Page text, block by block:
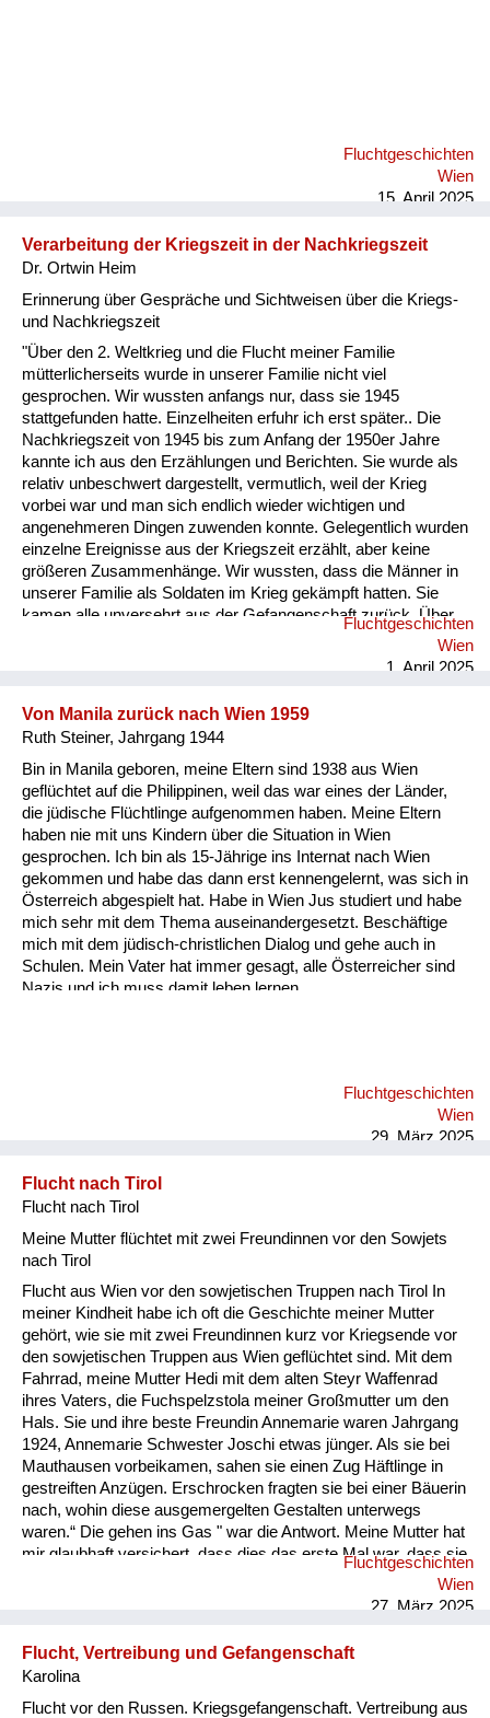
Fluchtgeschichten
Wien
15. April 2025
Verarbeitung der Kriegszeit in der Nachkriegszeit
Dr. Ortwin Heim
Erinnerung über Gespräche und Sichtweisen über die Kriegs-
und Nachkriegszeit
"Über den 2. Weltkrieg und die Flucht meiner Familie
mütterlicherseits wurde in unserer Familie nicht viel
gesprochen. Wir wussten anfangs nur, dass sie 1945
stattgefunden hatte. Einzelheiten erfuhr ich erst später.. Die
Nachkriegszeit von 1945 bis zum Anfang der 1950er Jahre
kannte ich aus den Erzählungen und Berichten. Sie wurde als
relativ unbeschwert dargestellt, vermutlich, weil der Krieg
vorbei war und man sich endlich wieder wichtigen und
angenehmeren Dingen zuwenden konnte. Gelegentlich wurden
einzelne Ereignisse aus der Kriegszeit erzählt, aber keine
größeren Zusammenhänge. Wir wussten, dass die Männer in
unserer Familie als Soldaten im Krieg gekämpft hatten. Sie
kamen alle unversehrt aus der Gefangenschaft zurück. Über
dieses Kapitel sprach man ebenfalls wenig, einige Anekdoten
sind mir bekannt. Im Geschichtsunterricht wurde das Thema
lang ausführlich behandelt. Jeder Schüler hielt ein Referat zu
einem Thema, ic...
Fluchtgeschichten
Wien
1. April 2025
Von Manila zurück nach Wien 1959
Ruth Steiner, Jahrgang 1944
Bin in Manila geboren, meine Eltern sind 1938 aus Wien
geflüchtet auf die Philippinen, weil das war eines der Länder,
die jüdische Flüchtlinge aufgenommen haben. Meine Eltern
haben nie mit uns Kindern über die Situation in Wien
gesprochen. Ich bin als 15-Jährige ins Internat nach Wien
gekommen und habe das dann erst kennengelernt, was sich in
Österreich abgespielt hat. Habe in Wien Jus studiert und habe
mich sehr mit dem Thema auseinandergesetzt. Beschäftige
mich mit dem jüdisch-christlichen Dialog und gehe auch in
Schulen. Mein Vater hat immer gesagt, alle Österreicher sind
Nazis und ich muss damit leben lernen.
Fluchtgeschichten
Wien
29. März 2025
Flucht nach Tirol
Flucht nach Tirol
Meine Mutter flüchtet mit zwei Freundinnen vor den Sowjets
nach Tirol
Flucht aus Wien vor den sowjetischen Truppen nach Tirol In
meiner Kindheit habe ich oft die Geschichte meiner Mutter
gehört, wie sie mit zwei Freundinnen kurz vor Kriegsende vor
den sowjetischen Truppen aus Wien geflüchtet sind. Mit dem
Fahrrad, meine Mutter Hedi mit dem alten Steyr Waffenrad
ihres Vaters, die Fuchspelzstola meiner Großmutter um den
Hals. Sie und ihre beste Freundin Annemarie waren Jahrgang
1924, Annemarie Schwester Joschi etwas jünger. Als sie bei
Mauthausen vorbeikamen, sahen sie einen Zug Häftlinge in
gestreiften Anzügen. Erschrocken fragten sie bei einer Bäuerin
nach, wohin diese ausgemergelten Gestalten unterwegs
waren.“ Die gehen ins Gas " war die Antwort. Meine Mutter hat
mir glaubhaft versichert, dass dies das erste Mal war, dass sie
und ihre Freundinnen von den grauenhaften Vorgängen in den
für Kriminelle . Die Bewohner der Umgebung eines KZ wus...
Fluchtgeschichten
Wien
27. März 2025
Flucht, Vertreibung und Gefangenschaft
Karolina
Flucht vor den Russen. Kriegsgefangenschaft. Vertreibung aus